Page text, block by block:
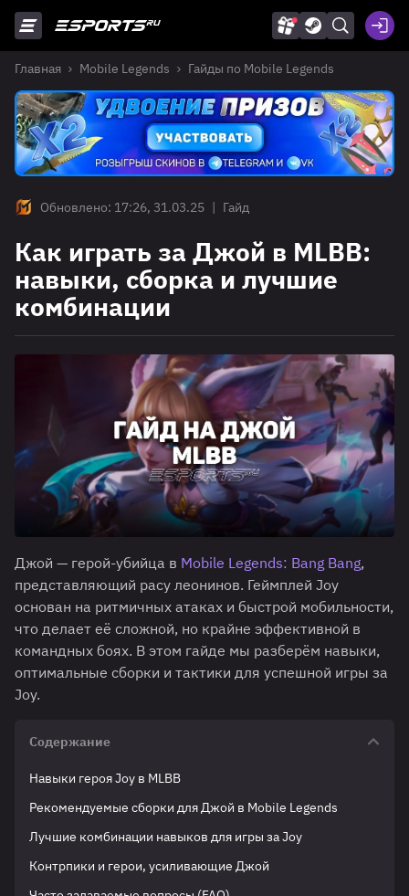
Главная Mobile Legends Гайды по Mobile Legends
Обновлено: 17:26, 31.03.25 | Гайд
Как играть за Джой в MLBB:
навыки, сборка и лучшие
комбинации
Джой — герой-убийца в Mobile Legends: Bang Bang,
представляющий расу леонинов. Геймплей Joy
основан на ритмичных атаках и быстрой мобильности,
что делает её сложной, но крайне эффективной в
командных боях. В этом гайде мы разберём навыки,
оптимальные сборки и тактики для успешной игры за
Joy.
Содержание
Навыки героя Joy в MLBB
Рекомендуемые сборки для Джой в Mobile Legends
Лучшие комбинации навыков для игры за Joy
Контрпики и герои, усиливающие Джой